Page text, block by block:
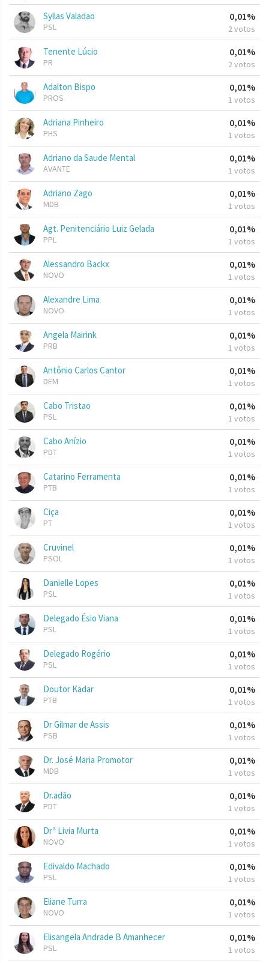
Syllas Valadao
PSL
0,01%
2 votos
Tenente Lúcio
PR
0,01%
2 votos
Adalton Bispo
PROS
0,01%
1 votos
Adriana Pinheiro
PHS
0,01%
1 votos
Adriano da Saude Mental
AVANTE
0,01%
1 votos
Adriano Zago
MDB
0,01%
1 votos
Agt. Penitenciário Luiz Gelada
PPL
0,01%
1 votos
Alessandro Backx
NOVO
0,01%
1 votos
Alexandre Lima
NOVO
0,01%
1 votos
Angela Mairink
PRB
0,01%
1 votos
Antônio Carlos Cantor
DEM
0,01%
1 votos
Cabo Tristao
PSL
0,01%
1 votos
Cabo Anízio
PDT
0,01%
1 votos
Catarino Ferramenta
PTB
0,01%
1 votos
Ciça
PT
0,01%
1 votos
Cruvinel
PSOL
0,01%
1 votos
Danielle Lopes
PSL
0,01%
1 votos
Delegado Ésio Viana
PSL
0,01%
1 votos
Delegado Rogério
PSL
0,01%
1 votos
Doutor Kadar
PTB
0,01%
1 votos
Dr Gilmar de Assis
PSB
0,01%
1 votos
Dr. José Maria Promotor
MDB
0,01%
1 votos
Dr.adão
PDT
0,01%
1 votos
Drª Livia Murta
NOVO
0,01%
1 votos
Edivaldo Machado
PSL
0,01%
1 votos
Eliane Turra
NOVO
0,01%
1 votos
Elisangela Andrade B Amanhecer
PSL
0,01%
1 votos